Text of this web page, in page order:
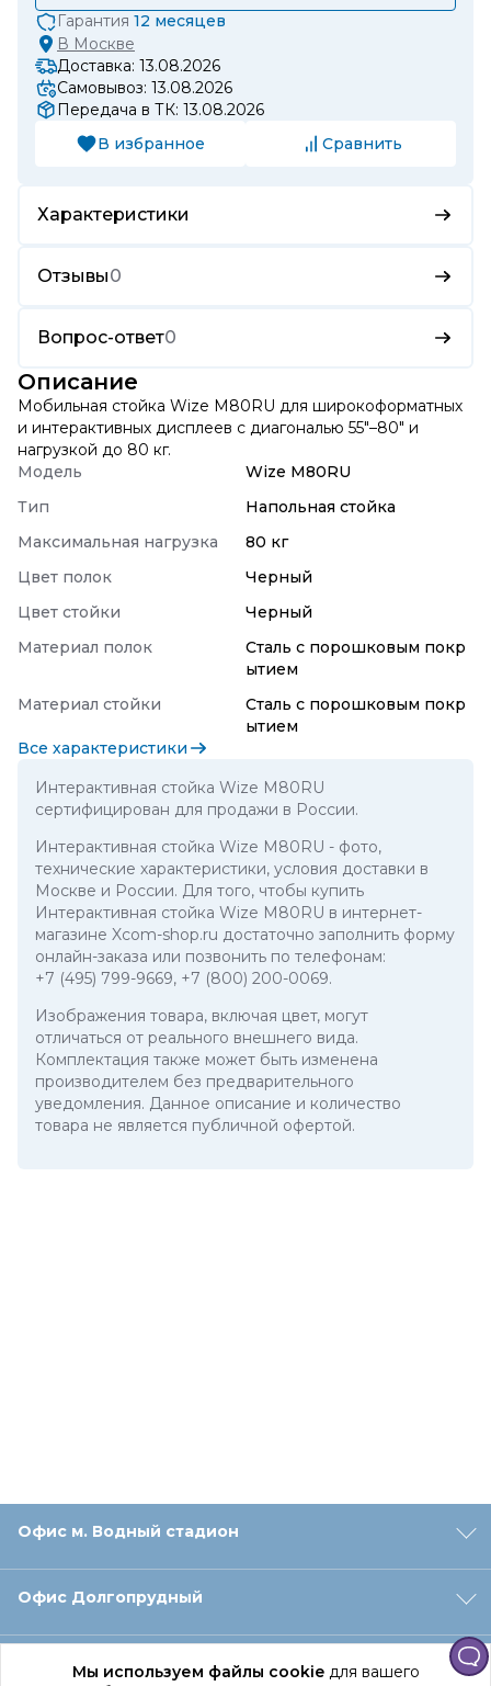
Мы используем файлы cookieдля вашего
Гарантия 12 месяцев
В Москве
Доставка: 13.08.2026
Самовывоз: 13.08.2026
Передача в ТК: 13.08.2026
В избранное
Сравнить
Характеристики
Отзывы0
Вопрос-ответ0
Описание
Мобильная стойка Wize M80RU для широкоформатных
и интерактивных дисплеев с диагональю 55"–80" и
нагрузкой до 80 кг.
Модель
Wize M80RU
Тип
Напольная стойка
Максимальная нагрузка
80 кг
Цвет полок
Черный
Цвет стойки
Черный
Материал полок
Сталь с порошковым покр
ытием
Материал стойки
Сталь с порошковым покр
ытием
Все характеристики
Интерактивная стойка Wize M80RU
сертифицирован для продажи в России.
Интерактивная стойка Wize M80RU - фото,
технические характеристики, условия доставки в
Москве и России. Для того, чтобы купить
Интерактивная стойка Wize M80RU в интернет-
магазине Xcom-shop.ru достаточно заполнить форму
онлайн-заказа или позвонить по телефонам:
+7 (495) 799-9669, +7 (800) 200-0069.
Изображения товара, включая цвет, могут
отличаться от реального внешнего вида.
Комплектация также может быть изменена
производителем без предварительного
уведомления. Данное описание и количество
товара не является публичной офертой.
Офис м. Водный стадион
Офис Долгопрудный
Офис Санкт‑Петербург